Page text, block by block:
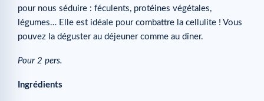
pour nous séduire : féculents, protéines végétales,
légumes… Elle est idéale pour combattre la cellulite ! Vous
pouvez la déguster au déjeuner comme au dîner.
Pour 2 pers.
Ingrédients